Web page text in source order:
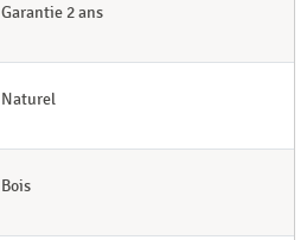
Garantie 2 ans
Naturel
Bois